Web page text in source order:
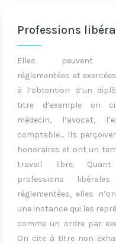
Professions
Elles peuvent
réglementées et
à l’obtention d’un
titre d’exemple on
médecin, l’avocat,
comptable… Ils
honoraires et ont un
travail libre.
professions
réglementées, elles
une instance qui les
comme un ordre par
On cite à titre non